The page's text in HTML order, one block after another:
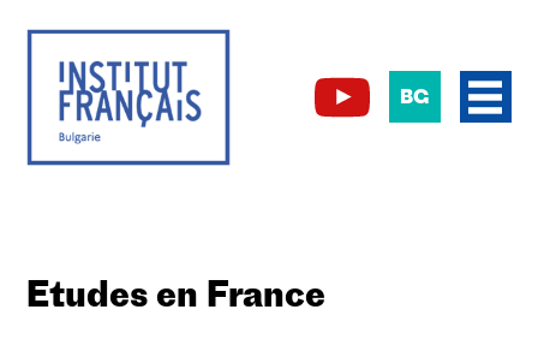
BG
Etudes en France